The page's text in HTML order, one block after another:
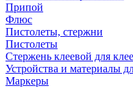
Припой
Флюс
Пистолеты, стержни
Пистолеты
Стержень клеевой для
Устройства и материалы
Маркеры